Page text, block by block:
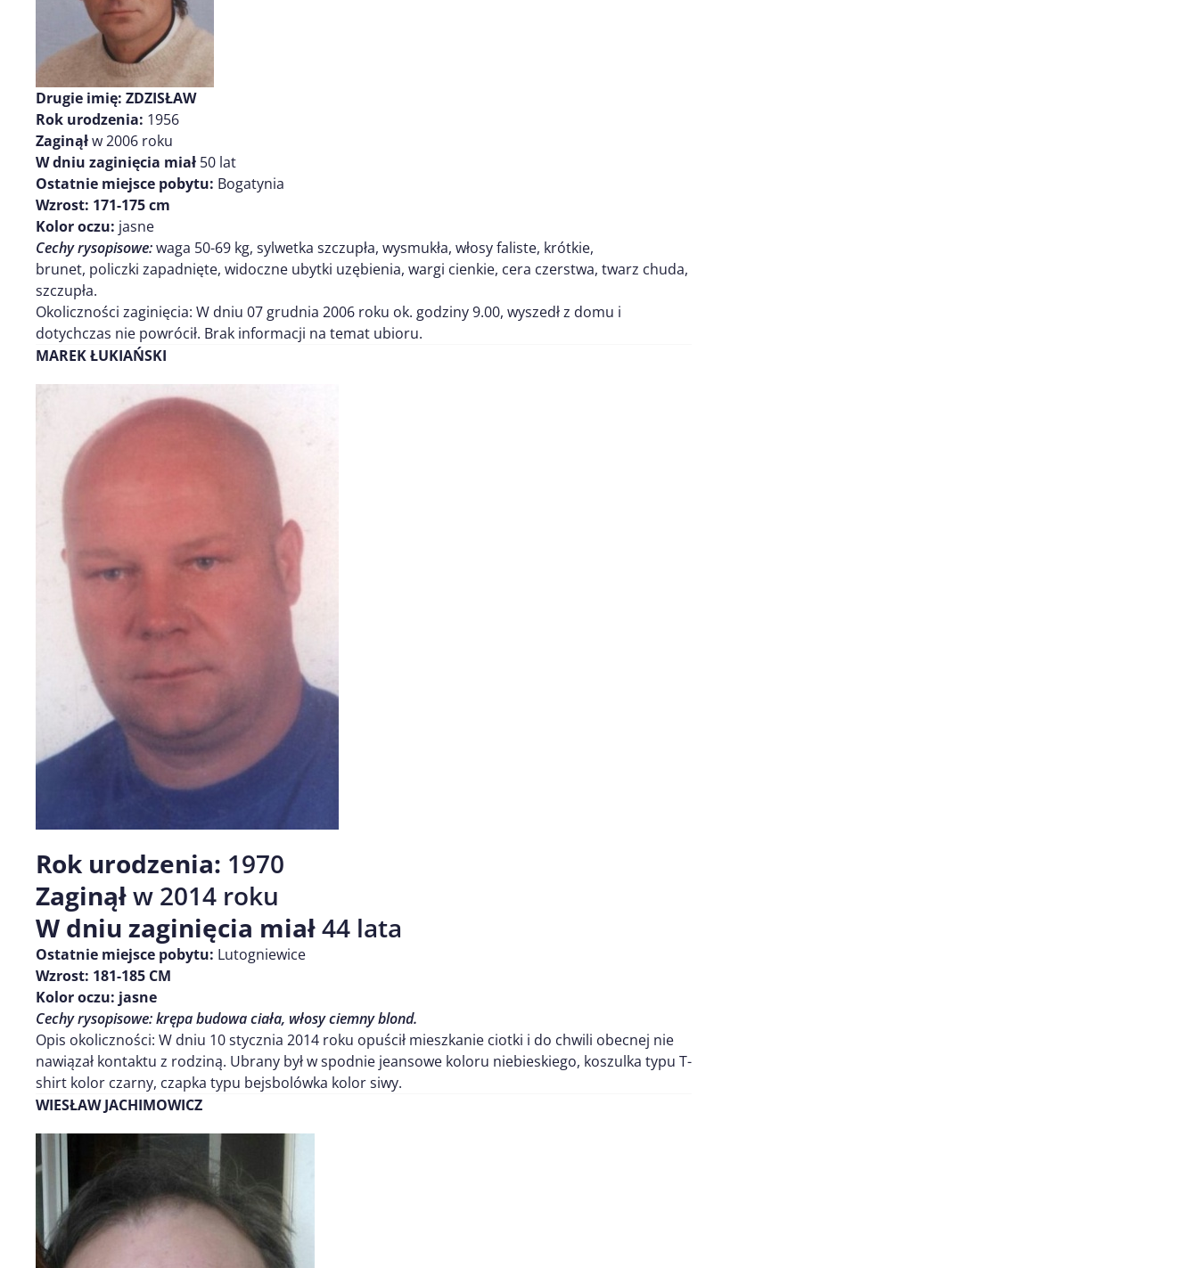
Drugie imię: ZDZISŁAW
Rok urodzenia: 1956
Zaginąłw 2006 roku
W dniu zaginięcia miał 50 lat
Ostatnie miejsce pobytu: Bogatynia
Wzrost: 171-175cm
Kolor oczu: jasne
Cechy rysopisowe:waga 50-69 kg, sylwetka szczupła, wysmukła, włosy faliste, krótkie,
brunet, policzki zapadnięte, widoczne ubytki uzębienia, wargi cienkie, cera czerstwa, twarz chuda,
szczupła.
Okoliczności zaginięcia: W dniu 07 grudnia 2006 roku ok. godziny 9.00, wyszedł z domu i
dotychczas nie powrócił. Brak informacji na temat ubioru.
MAREK ŁUKIAŃSKI
Rok urodzenia: 1970
Zaginąłw 2014 roku
W dniu zaginięcia miał44 lata
Ostatnie miejsce pobytu: Lutogniewice
Wzrost: 181-185 CM
Kolor oczu: jasne
Cechy rysopisowe:krępa budowa ciała, włosy ciemny blond.
Opis okoliczności: W dniu 10 stycznia 2014 roku opuścił mieszkanie ciotki i do chwili obecnej nie
nawiązał kontaktu z rodziną. Ubrany był w spodnie jeansowe koloru niebieskiego, koszulka typu T-
shirt kolor czarny, czapka typu bejsbolówka kolor siwy.
WIESŁAW JACHIMOWICZ